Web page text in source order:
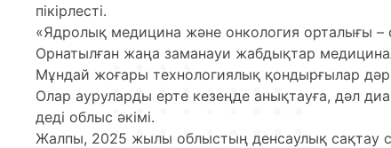
пікірлесті.
«Ядролық медицина және онкология орталығы –
Орнатылған жаңа заманауи жабдықтар
Мұндай жоғары технологиялық қондырғылар
Олар ауруларды ерте кезеңде анықтауға, дәл
деді облыс әкімі.
Жалпы, 2025 жылы облыстың денсаулық сақтау